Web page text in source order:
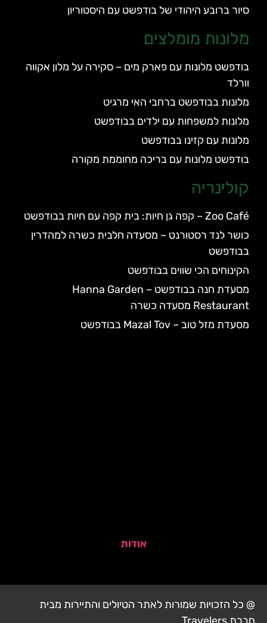
סיור ברובע היהודי של בודפשט עם היסטוריון
מלונות מומלצים
בודפשט מלונות עם פארק מים – סקירה על מלון אקווה
וורלד
מלונות בבודפשט ברחבי האי מרגיט
מלונות למשפחות עם ילדים בבודפשט
מלונות עם קזינו בבודפשט
בודפשט מלונות עם בריכה מחוממת מקורה
קולינריה
Zoo Café – קפה גן חיות: בית קפה עם חיות בבודפשט
כושר לנד רסטורנט – מסעדה חלבית כשרה למהדרין
בבודפשט
הקינוחים הכי שווים בבודפשט
מסעדת חנה בבודפשט – Hanna Garden
Restaurant מסעדה כשרה
מסעדת מזל טוב – Mazal Tov בבודפשט
אודות
@ כל הזכויות שמורות לאתר הטיולים והתיירות מבית